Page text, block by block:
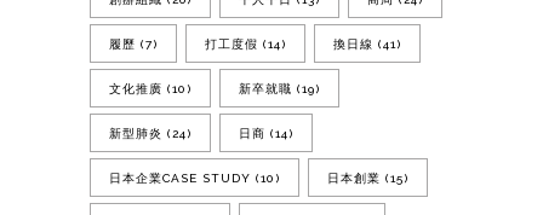
履歷 (7) 打工度假 (14) 換日線 (41)
文化推廣 (10) 新卒就職 (19)
新型肺炎 (24) 日商 (14)
日本企業CASE STUDY (10) 日本創業 (15)